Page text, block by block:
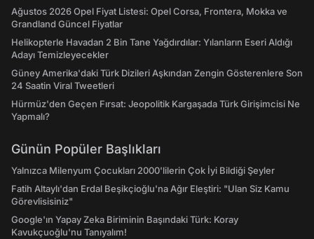
Ağustos 2026 Opel Fiyat Listesi: Opel Corsa, Frontera, Mokka ve
Grandland Güncel Fiyatlar
Helikopterle Havadan 2 Bin Tane Yağdırdılar: Yılanların Eseri Aldığı
Adayı Temizleyecekler
Güney Amerika'daki Türk Dizileri Aşkından Zengin Gösterenlere Son
24 Saatin Viral Tweetleri
Hürmüz'den Geçen Fırsat: Jeopolitik Kargaşada Türk Girişimcisi Ne
Yapmalı?
Günün Popüler Başlıkları
Yalnızca Milenyum Çocukları 2000'lilerin Çok İyi Bildiği Şeyler
Fatih Altaylı'dan Erdal Beşikçioğlu'na Ağır Eleştiri: "Ulan Siz Kamu
Görevlisisiniz"
Google'ın Yapay Zeka Biriminin Başındaki Türk: Koray
Kavukçuoğlu'nu Tanıyalım!